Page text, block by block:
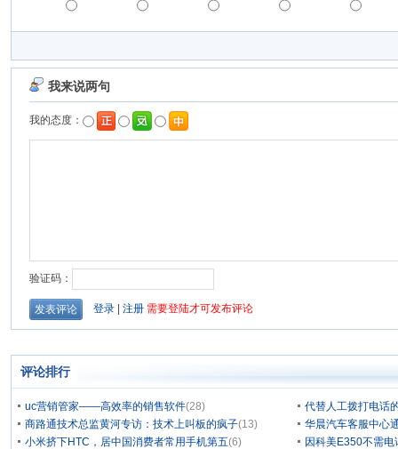
评论排行
uc营销管家——高效率的销售软件(28)
代替人工拨打电话
商路通技术总监黄河专访：技术上叫板的疯子(13)
华晨汽车客服中心
小米挤下HTC，居中国消费者常用手机第五(6)
因科美E350不需